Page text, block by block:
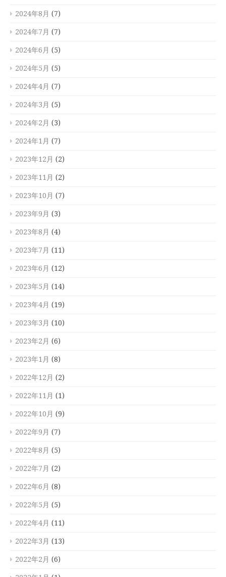
2024年8月 (7)
2024年7月 (7)
2024年6月 (5)
2024年5月 (5)
2024年4月 (7)
2024年3月 (5)
2024年2月 (3)
2024年1月 (7)
2023年12月 (2)
2023年11月 (2)
2023年10月 (7)
2023年9月 (3)
2023年8月 (4)
2023年7月 (11)
2023年6月 (12)
2023年5月 (14)
2023年4月 (19)
2023年3月 (10)
2023年2月 (6)
2023年1月 (8)
2022年12月 (2)
2022年11月 (1)
2022年10月 (9)
2022年9月 (7)
2022年8月 (5)
2022年7月 (2)
2022年6月 (8)
2022年5月 (5)
2022年4月 (11)
2022年3月 (13)
2022年2月 (6)